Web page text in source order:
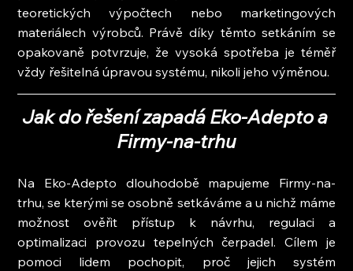
teoretických výpočtech nebo marketingových
materiálech výrobců. Právě díky těmto setkáním se
opakovaně potvrzuje, že vysoká spotřeba je téměř
vždy řešitelná úpravou systému, nikoli jeho výměnou.
Jak do řešení zapadá Eko-Adepto a
Firmy-na-trhu
Na Eko-Adepto dlouhodobě mapujeme Firmy-na-
trhu, se kterými se osobně setkáváme a u nichž máme
možnost ověřit přístup k návrhu, regulaci a
optimalizaci provozu tepelných čerpadel. Cílem je
pomoci lidem pochopit, proč jejich systém